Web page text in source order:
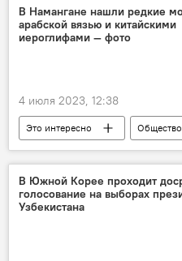
Вооруженные силы
ВСУ
Украина
В Намангане нашли редкие
арабской вязью и китайскими
иероглифами — фото
4 июля 2023, 12:38
Это интересно
Общество
Узбекистан
археологические раскопки
монеты
Фото
В Южной Корее проходит
голосование на выборах
Узбекистана